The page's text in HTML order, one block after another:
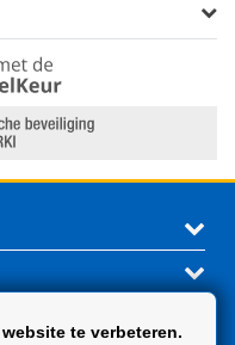
te verbeteren.